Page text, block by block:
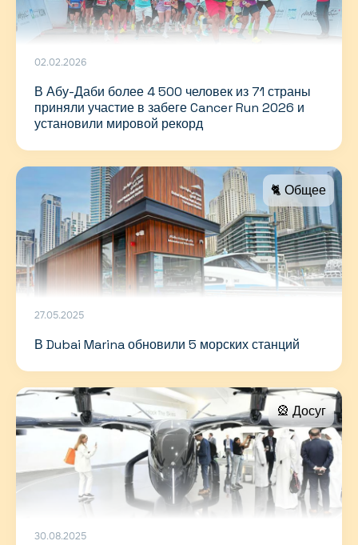
02.02.2026
В Абу-Даби более 4 500 человек из 71 страны
приняли участие в забеге Cancer Run 2026 и
установили мировой рекорд
🐈 Общее
27.05.2025
В Dubai Marina обновили 5 морских станций
🎡 Досуг
30.08.2025